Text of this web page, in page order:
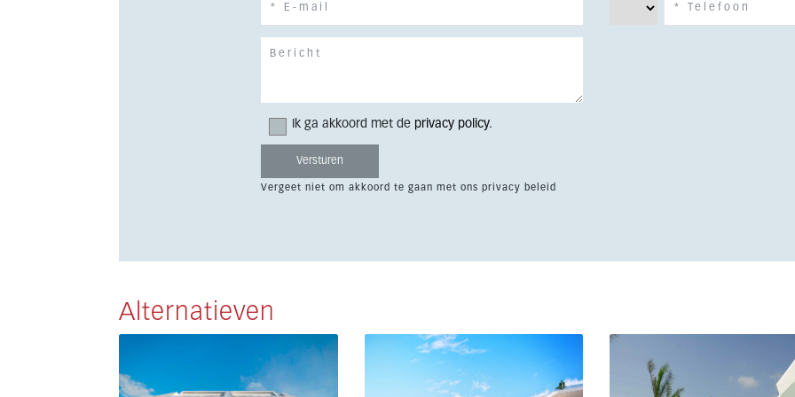
Ik ga akkoord met de privacy policy.
Vergeet niet om akkoord te gaan met ons privacy beleid
Alternatieven